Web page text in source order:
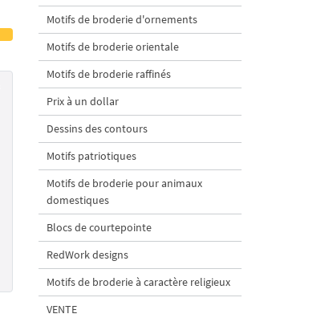
Motifs de broderie d'ornements
Motifs de broderie orientale
Motifs de broderie raffinés
Prix à un dollar
Dessins des contours
Motifs patriotiques
Motifs de broderie pour animaux
domestiques
Blocs de courtepointe
RedWork designs
Motifs de broderie à caractère religieux
VENTE